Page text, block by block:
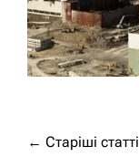
Навігація
← Старіші статті